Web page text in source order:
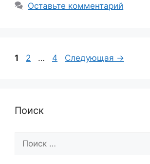
Оставьте комментарий
Страница
1 Страница
2 … Страница
4 Следующая →
Поиск